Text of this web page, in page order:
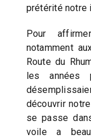
prétérité notre
Pour
notamment
Route du
les années
découvrir
se passe
voile a